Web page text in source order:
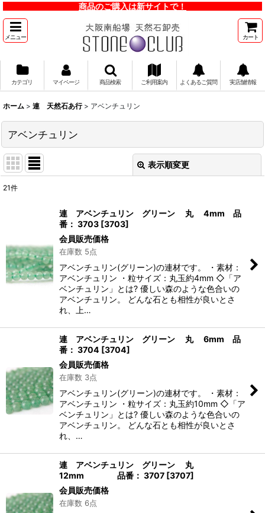
商品のご購入は新サイトで！
メニュー カート
カテゴリ マイページ 商品検索 ご利用案内 よくあるご質問 実店舗情報
ホーム > 連 天然石あ行 > アベンチュリン
アベンチュリン
表示順変更
絞り込む
21件
連 アベンチュリン グリーン 丸 4mm 品
番： 3703 [3703]
会員販売価格
在庫数 5点
アベンチュリン(グリーン)の連材です。 ・素材：
アベンチュリン ・粒サイズ：丸玉約4mm ◇「ア
ベンチュリン」とは? 優しい森のような色合いの
アベンチュリン。 どんな石とも相性が良いとさ
れ、上…
連 アベンチュリン グリーン 丸 6mm 品
番： 3704 [3704]
会員販売価格
在庫数 3点
アベンチュリン(グリーン)の連材です。 ・素材：
アベンチュリン ・粒サイズ：丸玉約10mm ◇「ア
ベンチュリン」とは? 優しい森のような色合いの
アベンチュリン。 どんな石とも相性が良いとさ
れ、…
連 アベンチュリン グリーン 丸
12mm 品番： 3707 [3707]
会員販売価格
在庫数 6点